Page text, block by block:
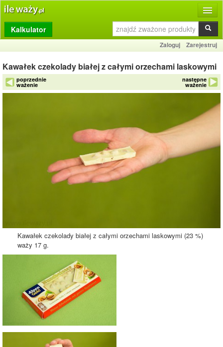
Produkty
Dziennik
Przelicznik
Porównywarka
Kalkulator
Zaloguj Zarejestruj
Kawałek czekolady białej z całymi orzechami laskowymi
poprzednie
ważenie
następne
ważenie
Kawałek czekolady białej z całymi orzechami laskowymi (23 %)
waży 17 g.